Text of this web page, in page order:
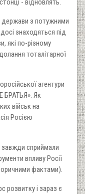
- відновлять.
держави з потужними
знаходяться під
які по-різному
тоталітарної
агентури
БРАТЬЯ». Як
військ на
Росією
завжди сприймали
впливу Росії
фактами).
розвитку і зараз є